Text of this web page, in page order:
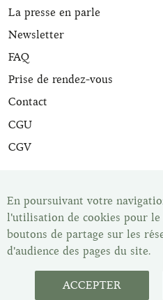
La presse en parle
Newsletter
FAQ
Prise de rendez-vous
Contact
CGU
CGV
livrés avec leur certificat
acheté vous disposez du
jours pour changer d'avis.
articles dans notre show-
rendez-
Service
En poursuivant votre
l'utilisation de cookies pour le
boutons de partage sur les
d'audience des pages du site.
ACCEPTER